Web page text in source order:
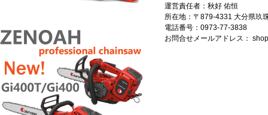
運営責任者：秋好 佑恒
所在地：〒879-4331 大分県玖
電話番号：0973-77-3838
お問合せメールアドレス：